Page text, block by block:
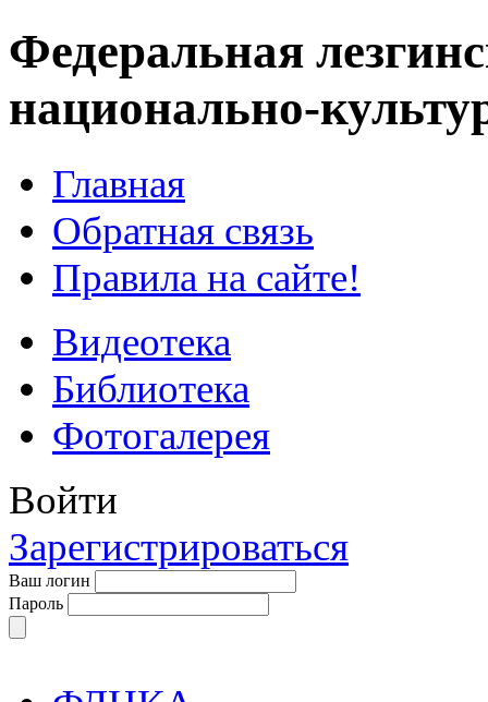
Федеральная
национально-
Главная
Обратная связь
Правила на сайте!
Видеотека
Библиотека
Фотогалерея
Войти
Зарегистрироваться
Ваш логин
Пароль